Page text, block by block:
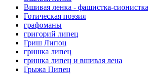
Вшивая ленка - фашистка-сионистка
Готическая поэзия
графоманы
григорий липец
Гриш Липоц
гришка липец
гришка липец и вшивая лена
Грыжа Пипец